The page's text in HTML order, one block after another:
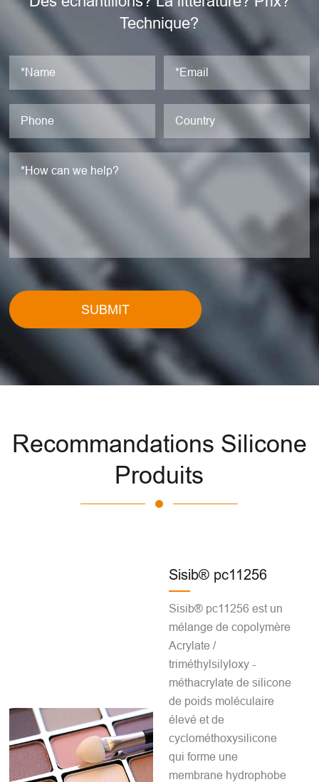
Technique?
SUBMIT
Recommandations Silicone
Produits
Sisib® pc11256
Sisib® pc11256 est un
mélange de copolymère
Acrylate /
triméthylsilyloxy -
méthacrylate de silicone
de poids moléculaire
élevé et de
cyclométhoxysilicone
qui forme une
membrane hydrophobe